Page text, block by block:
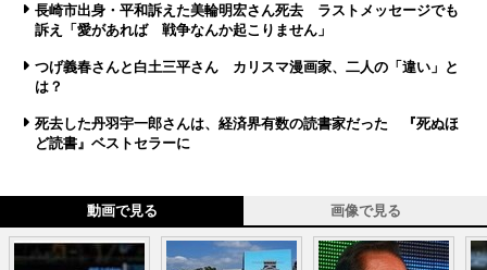
長崎市出身・平和訴えた美輪明宏さん死去 ラストメッセージでも
訴え「愛があれば 戦争なんか起こりません」
つげ義春さんと白土三平さん カリスマ漫画家、二人の「違い」と
は？
死去した丹羽宇一郎さんは、経済界有数の読書家だった 『死ぬほ
ど読書』ベストセラーに
動画で見る 画像で見る